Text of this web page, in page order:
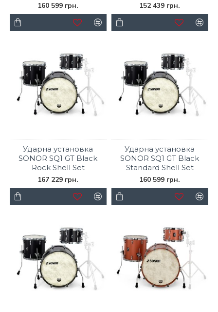
160 599 грн.
152 439 грн.
Ударна установка
SONOR SQ1 GT Black
Rock Shell Set
167 229 грн.
Ударна установка
SONOR SQ1 GT Black
Standard Shell Set
160 599 грн.